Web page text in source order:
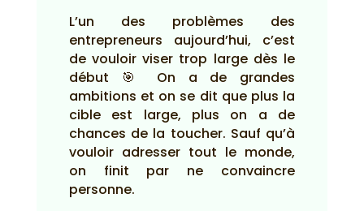
L’un des problèmes des
entrepreneurs aujourd’hui, c’est
de vouloir viser trop large dès le
début 🎯 On a de grandes
ambitions et on se dit que plus la
cible est large, plus on a de
chances de la toucher. Sauf qu’à
vouloir adresser tout le monde,
on finit par ne convaincre
personne.